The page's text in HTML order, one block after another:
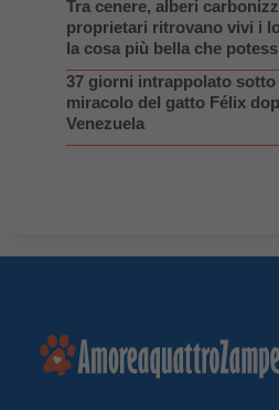
Tra cenere, alberi
proprietari ritrovano vivi i
la cosa più bella che
37 giorni intrappolato sotto
miracolo del gatto Félix
Venezuela